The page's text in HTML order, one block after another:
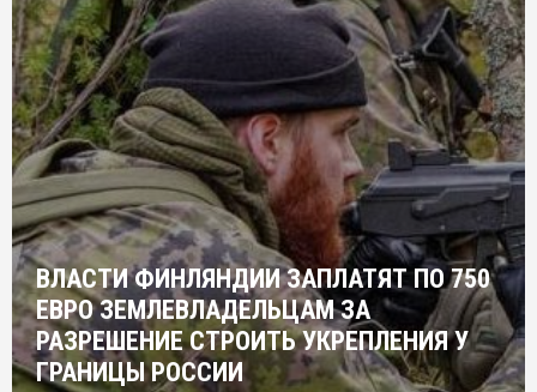
ВЛАСТИ ФИНЛЯНДИИ ЗАПЛАТЯТ ПО 750
ЕВРО ЗЕМЛЕВЛАДЕЛЬЦАМ ЗА
РАЗРЕШЕНИЕ СТРОИТЬ УКРЕПЛЕНИЯ У
ГРАНИЦЫ РОССИИ